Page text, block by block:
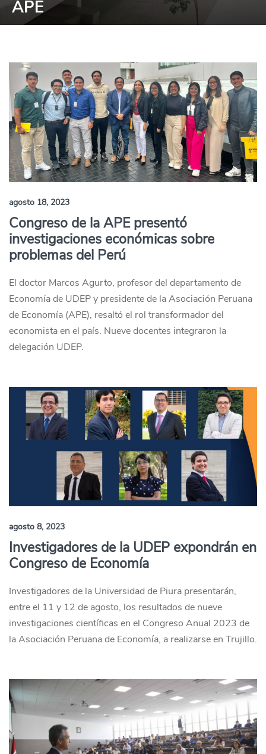
APE
agosto 18, 2023
Congreso de la APE presentó
investigaciones económicas sobre
problemas del Perú
El doctor Marcos Agurto, profesor del departamento de
Economía de UDEP y presidente de la Asociación Peruana
de Economía (APE), resaltó el rol transformador del
economista en el país. Nueve docentes integraron la
delegación UDEP.
agosto 8, 2023
Investigadores de la UDEP expondrán en
Congreso de Economía
Investigadores de la Universidad de Piura presentarán,
entre el 11 y 12 de agosto, los resultados de nueve
investigaciones científicas en el Congreso Anual 2023 de
la Asociación Peruana de Economía, a realizarse en Trujillo.